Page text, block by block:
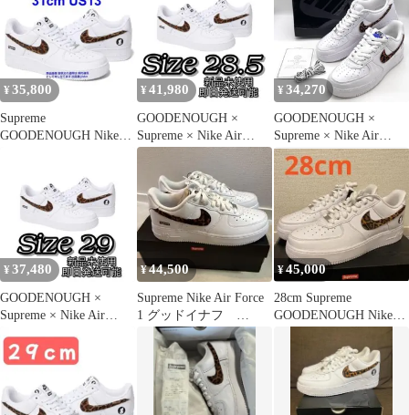
¥ 35,800
Supreme
GOODENOUGH Nike
¥ 41,980
GOODENOUGH ×
Supreme × Nike Air
Force 1
¥34,270
GOODENOUGH ×
Supreme × Nike Air
Force 1 Low
White/Leopard グッドイ
ナフ × シュプリーム ×
ナイキ エアフォース1
ロー 27.5㎝
¥ 37,480
GOODENOUGH ×
Supreme × Nike Air
Force 1
¥44,500
Supreme Nike Air Force
1 グッドイナフ
27.5cm
¥45,000
28cm Supreme
GOODENOUGH Nike